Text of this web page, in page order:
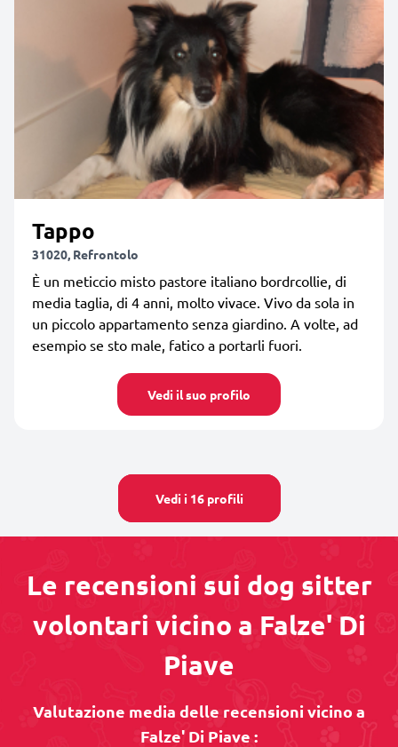
Tappo
31020, Refrontolo
È un meticcio misto pastore italiano bordrcollie, di
media taglia, di 4 anni, molto vivace. Vivo da sola in
un piccolo appartamento senza giardino. A volte, ad
esempio se sto male, fatico a portarli fuori.
Vedi il suo profilo
Vedi i 16 profili
Le recensioni sui dog sitter
volontari vicino a Falze' Di
Piave
Valutazione media delle recensioni vicino a
Falze' Di Piave :